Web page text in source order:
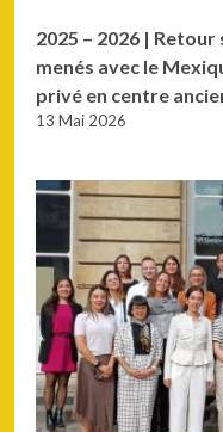
2025 – 2026 ­|
menés avec le
privé en centre
13 Mai 2026